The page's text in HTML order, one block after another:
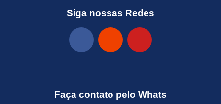
Siga nossas Redes
Faça contato pelo Whats